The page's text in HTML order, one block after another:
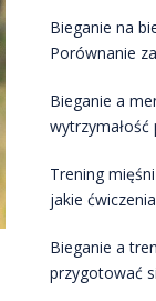
Bieganie na
Porównanie
Bieganie a
wytrzymałość
Trening
jakie
Bieganie a
przygotować